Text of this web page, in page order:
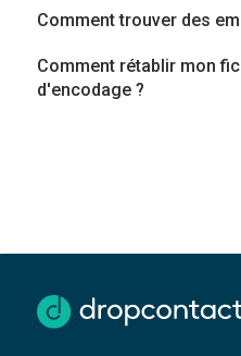
Comment trouver des
Comment rétablir mon
d'encodage ?